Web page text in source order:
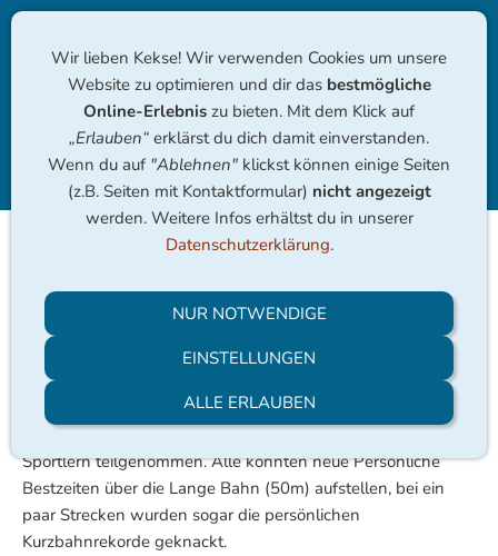
Navigation einblenden
25./26.01. Tag der
kommenden Meister
Am 25. und 26. Januar waren wir beim Wettkampf "Tag der
kommenden Meister" in der SSE.
Die Gruppe Riffhaie hat an dem Langbahnwettkampf mit 15
Sportlern teilgenommen. Alle konnten neue Persönliche
Bestzeiten über die Lange Bahn (50m) aufstellen, bei ein
paar Strecken wurden sogar die persönlichen
Kurzbahnrekorde geknackt.
Wir lieben Kekse! Wir verwenden Cookies um unsere
Website zu optimieren und dir das bestmögliche
Online-Erlebnis zu bieten. Mit dem Klick auf
„Erlauben“ erklärst du dich damit einverstanden.
Wenn du auf "Ablehnen" klickst können einige Seiten
(z.B. Seiten mit Kontaktformular) nicht angezeigt
werden. Weitere Infos erhältst du in unserer
Datenschutzerklärung.
NUR NOTWENDIGE
EINSTELLUNGEN
ALLE ERLAUBEN